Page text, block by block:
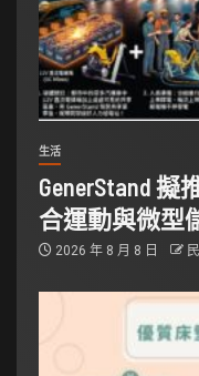
生活
GenerStand
合運動與微型
2026 年 8 月 8 日